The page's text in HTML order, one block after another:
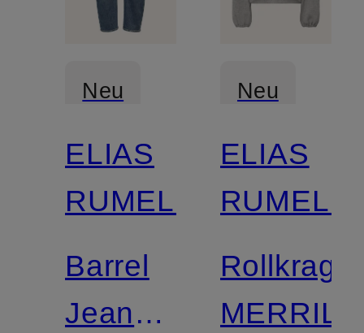
Neu
ELIAS
RUMELIS
Barrel
Jeans
Neu
ELIAS
RUMELIS
MERRILL